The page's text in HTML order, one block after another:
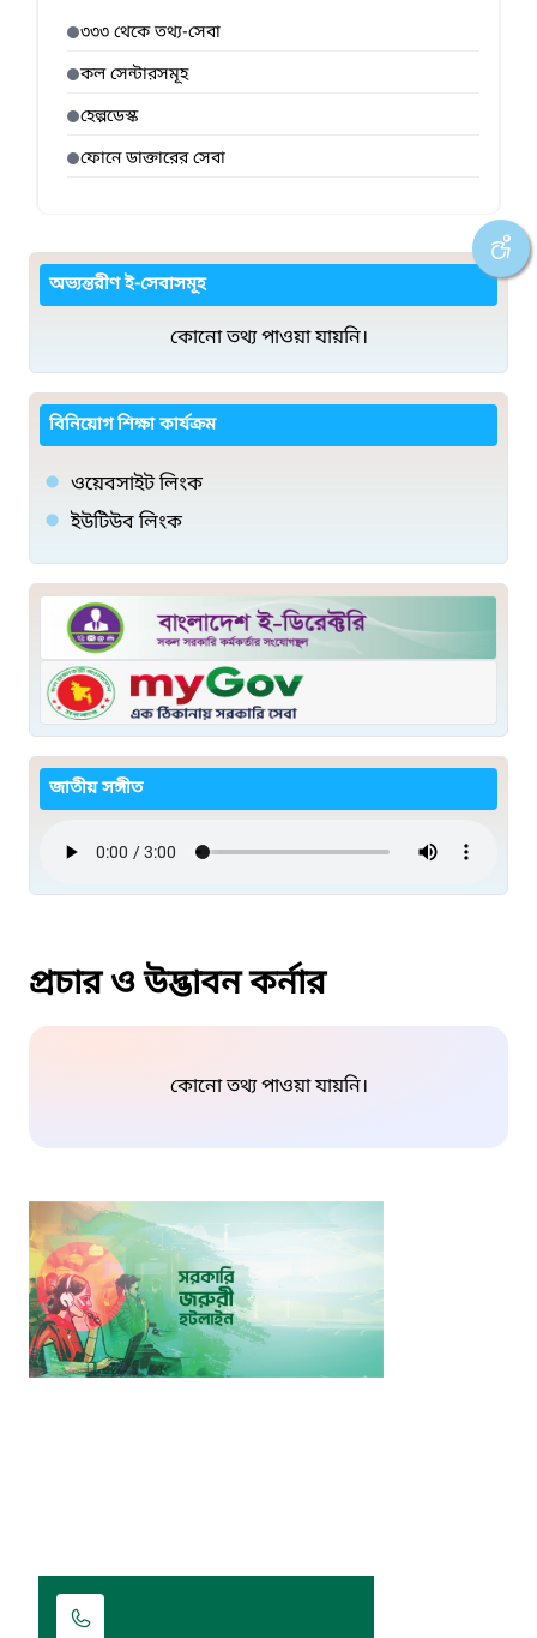
৩৩৩ থেকে তথ্য-সেবা
কল সেন্টারসমূহ
হেল্পডেস্ক
ফোনে ডাক্তারের সেবা
অভ্যন্তরীণ ই-সেবাসমূহ
কোনো তথ্য পাওয়া যায়নি।
বিনিয়োগ শিক্ষা কার্যক্রম
ওয়েবসাইট লিংক
ইউটিউব লিংক
জাতীয় সঙ্গীত
প্রচার ও উদ্ভাবন কর্নার
কোনো তথ্য পাওয়া যায়নি।